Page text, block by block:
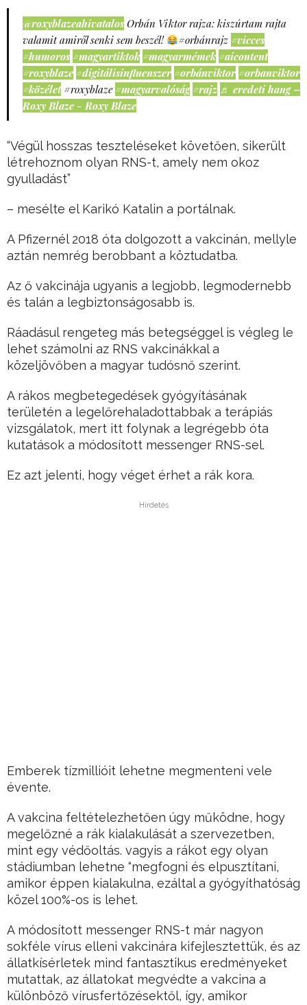
@roxyblazeahivatalos Orbán Viktor rajza: kiszúrtam rajta
valamit amiről senki sem beszél!
#orbánrajz #vicces
#humoros #magyartiktok #magyarmémek #aicontent
#roxyblaze #digitálisinfluenszer #orbánviktor #orbanviktor
#közélet #roxyblaze #magyarvalóság #rajz ♬ eredeti hang –
Roxy Blaze - Roxy Blaze
“Végül hosszas teszteléseket követően, sikerült
létrehoznom olyan RNS-t, amely nem okoz
gyulladást”
– mesélte el Karikó Katalin a portálnak.
A Pfizernél 2018 óta dolgozott a vakcinán, mellyle
aztán nemrég berobbant a köztudatba.
Az ő vakcinája ugyanis a legjobb, legmodernebb
és talán a legbiztonságosabb is.
Ráadásul rengeteg más betegséggel is végleg le
lehet számolni az RNS vakcinákkal a
közeljövőben a magyar tudósnő szerint.
A rákos megbetegedések gyógyításának
területén a legelőrehaladottabbak a terápiás
vizsgálatok, mert itt folynak a legrégebb óta
kutatások a módosított messenger RNS-sel.
Ez azt jelenti, hogy véget érhet a rák kora.
Hirdetés
Emberek tízmillióit lehetne megmenteni vele
évente.
A vakcina feltételezhetően úgy működne, hogy
megelőzné a rák kialakulását a szervezetben,
mint egy védőoltás. vagyis a rákot egy olyan
stádiumban lehetne “megfogni és elpusztítani,
amikor éppen kialakulna, ezáltal a gyógyíthatóság
közel 100%-os is lehet.
A módosított messenger RNS-t már nagyon
sokféle vírus elleni vakcinára kifejlesztettük, és az
állatkísérletek mind fantasztikus eredményeket
mutattak, az állatokat megvédte a vakcina a
különböző vírusfertőzésektől, így, amikor